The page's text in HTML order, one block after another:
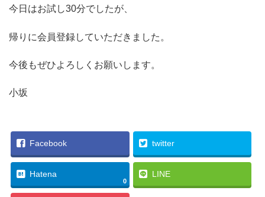
今日はお試し30分でしたが、
帰りに会員登録していただきました。
今後もぜひよろしくお願いします。
小坂
Facebook twitter
Hatena
0
LINE